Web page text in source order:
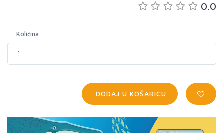
0.0
Količina
DODAJ U KOŠARICU